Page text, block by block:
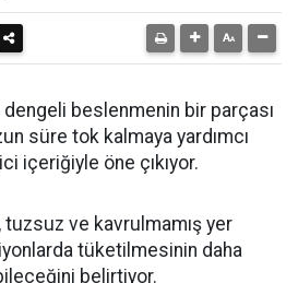
beslenmenin bir parçası
süre tok kalmaya yardımcı
içeriğiyle öne çıkıyor.
tuzsuz ve kavrulmamış yer
tüketilmesinin daha
belirtiyor.